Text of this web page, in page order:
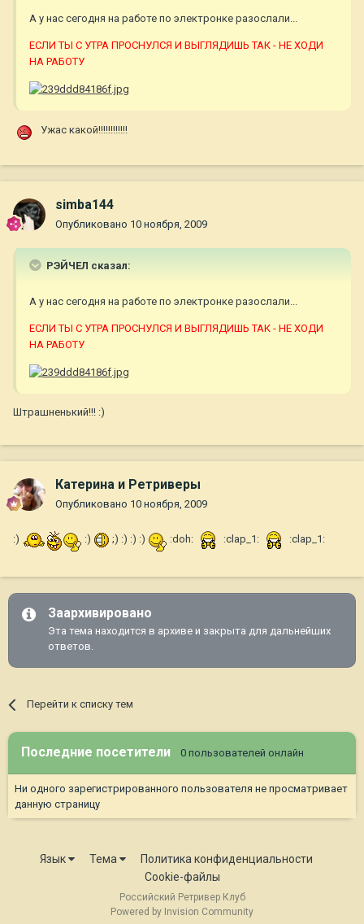
А у нас сегодня на работе по электронке разослали...
ЕСЛИ ТЫ С УТРА ПРОСНУЛСЯ И ВЫГЛЯДИШЬ ТАК - НЕ ХОДИ
НА РАБОТУ
Ужас какой!!!!!!!!!!!!
simba144
Опубликовано 10 ноября, 2009
РЭЙЧЕЛ сказал:
А у нас сегодня на работе по электронке разослали...
ЕСЛИ ТЫ С УТРА ПРОСНУЛСЯ И ВЫГЛЯДИШЬ ТАК - НЕ ХОДИ
НА РАБОТУ
Штрашненький!!! :)
Катерина и Ретриверы
Опубликовано 10 ноября, 2009
:) :) ;) :) :) :) :doh: :clap_1: :clap_1:
Заархивировано
Эта тема находится в архиве и закрыта для дальнейших
ответов.
Перейти к списку тем
Последние посетители 0 пользователей онлайн
Ни одного зарегистрированного пользователя не просматривает
данную страницу
Язык Тема
Политика конфиденциальности
Cookie-файлы
Российский Ретривер Клуб
Powered by Invision Community